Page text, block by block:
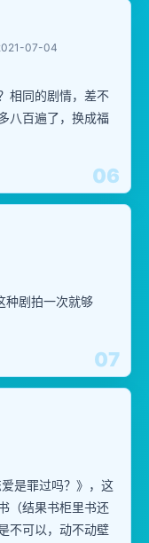
06
07-04
相同的剧情，差不
八百遍了，换成福
07
剧拍一次就够
是罪过吗？》，这
（结果书柜里书还
不可以，动不动壁